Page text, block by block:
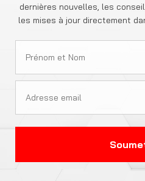
dernières nouvelles, les
les mises à jour directement